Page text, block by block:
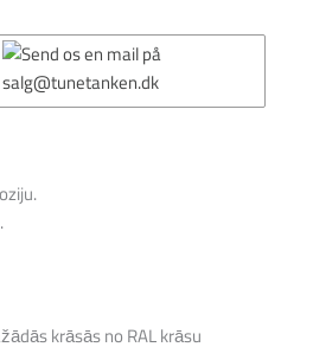
krāsās no RAL krāsu